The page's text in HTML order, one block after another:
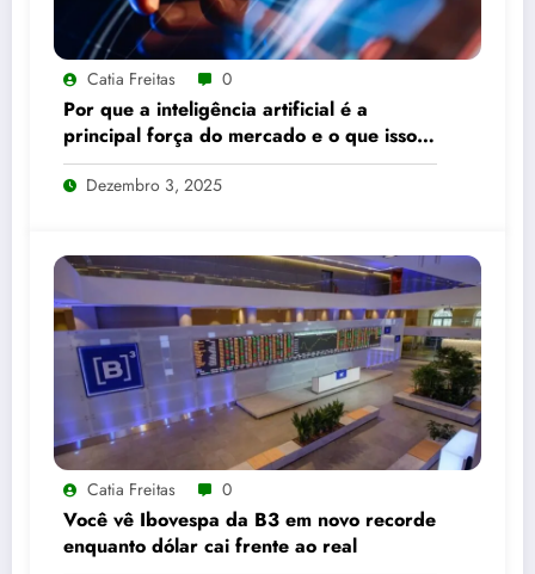
Catia Freitas 0
Por que a inteligência artificial é a
principal força do mercado e o que isso
significa para seus investimentos
Dezembro 3, 2025
Catia Freitas 0
Você vê Ibovespa da B3 em novo recorde
enquanto dólar cai frente ao real